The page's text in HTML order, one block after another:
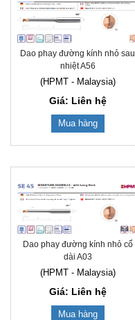
Dao phay đường kính nhỏ sau
nhiệt A56
(HPMT - Malaysia)
Giá: Liên hệ
Mua hàng
Dao phay đường kính nhỏ cổ
dài A03
(HPMT - Malaysia)
Giá: Liên hệ
Mua hàng